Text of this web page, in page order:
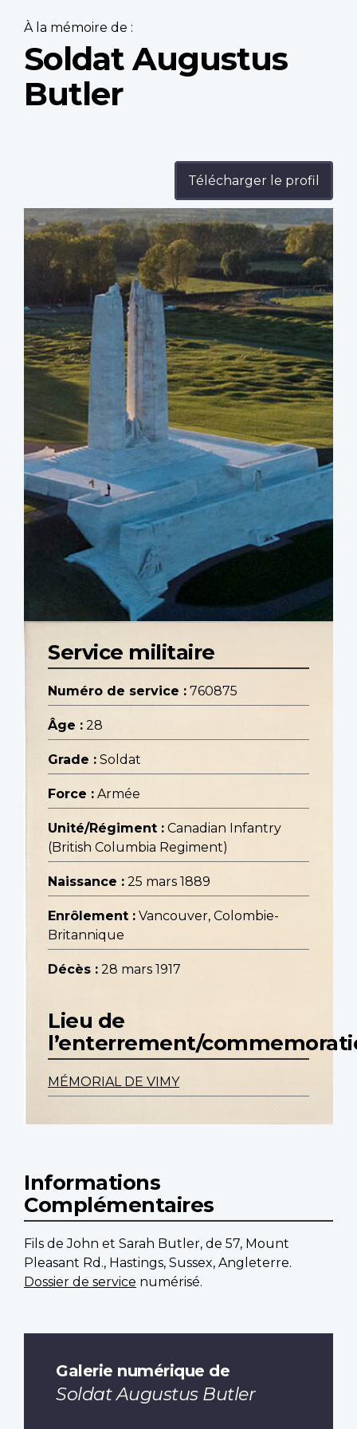
À la mémoire de :
Soldat Augustus
Butler
Télécharger le profil
Profile
image
Service militaire
Numéro de service : 760875
Âge : 28
Grade : Soldat
Force : Armée
Unité/Régiment : Canadian Infantry
(British Columbia Regiment)
Naissance : 25 mars 1889
Enrôlement : Vancouver, Colombie-
Britannique
Décès : 28 mars 1917
Lieu de
l’enterrement/
MÉMORIAL DE VIMY
Informations
Complémentaires
Fils de John et Sarah Butler, de 57, Mount
Pleasant Rd., Hastings, Sussex, Angleterre.
Dossier de service numérisé.
Galerie numérique de
Soldat Augustus Butler